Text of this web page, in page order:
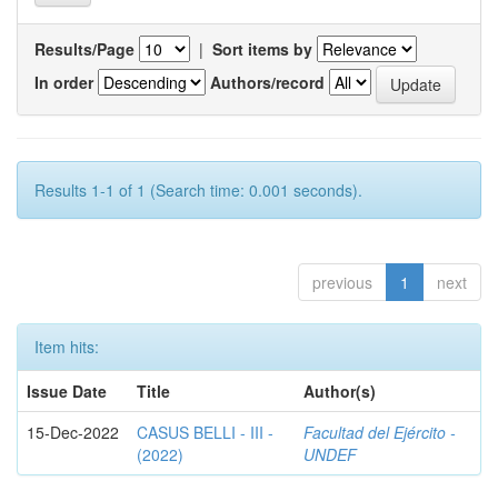
Results/Page | Sort items by
In order
Authors/record
Results 1-1 of 1 (Search time: 0.001 seconds).
previous 1 next
Item hits:
Issue Date
Title
Author(s)
15-Dec-2022
CASUS BELLI - III -
(2022)
Facultad del Ejército -
UNDEF